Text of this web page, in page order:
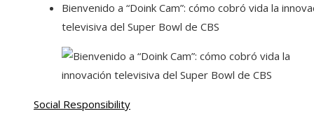
Bienvenido a “Doink Cam”: cómo cobró vida la
televisiva del Super Bowl de CBS
Social Responsibility